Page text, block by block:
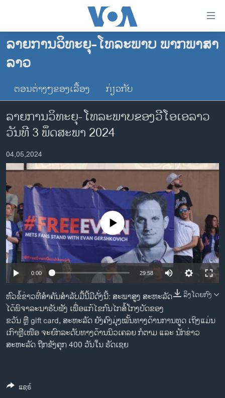
ເຂົ້າ
ຫາ
ຂ້າມ
ຫາ
ຊອກ
ໂຮມເພຈ
ລາວ
ອາເມຣິກາ
ການເລືອກຕັ້ງ ປະທານາທີບໍດີ ສະຫະລັດ 2024
ຂ່າວ​ຈີນ
ເອເຊຍ
ອິດສະຫຼະພາບດ້ານການຂ່າວ
ຊີວິດຊາວລາວ
ຊຸມຊົນຊາວລາວ
ວິທະຍາສາດ-ເທັກໂນໂລຈີ
ທຸລະກິດ
ພາສາອັງກິດ
ວີດີໂອ
ສຽງ
ລາຍການກະຈາຍສຽງ
ລາຍງານ
ຕິດຕາມພວກເຮົາ ທີ່
ພາສາຕ່າງໆ
ລາຍການວິທະຍຸ-ໂທລະພາບ ພາກພາສາ
ລາວ
ຕອນຕ່າງໆຂອງເລື້ອງ ກ່ຽວກັບ
ລາຍການວິທະຍຸ-ໂທລະພາບຂອງວີໂອເອລາວ
ວັນທີ 3 ພຶດສະພາ 2024
04,05,2024
No media source currently available
0:00 29:58
ລິງໂດຍກົງ
ຫົວຂໍ້ຂ່າວທີ່ສຳຄັນສຳລັບມື້ນີ້ມີດັ່ງນີ້: ສະພາສູງ ສະຫະລັດ
ໄດ້ພິຈາລະນາຮັບຟັງ ເພື່ອແກ້ໄຂກົນໄກສໍ້ໂກງບັດຂອງ
ຂວັນ ຫຼື gift card, ສະຫະລັດ ຍັງຄົງມຸ່ງໝັ້ນທາງດ້ານການທູດ ເຖິງແມ່ນ
ເກົາຫຼີເໜືອ ຈະຍົກລະດັບທາງດ້ານນິວເຄລຍ ກໍຕາມ ແລະ ນັກຂ່າວ
ສະຫະລັດ ຖືກຂັງຄຸກ 400 ວັນໃນ ຣັດເຊຍ
ແຊຣ໌